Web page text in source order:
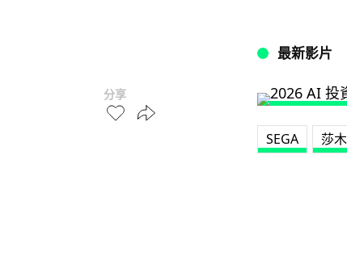
分享
最新影片
SEGA 莎木